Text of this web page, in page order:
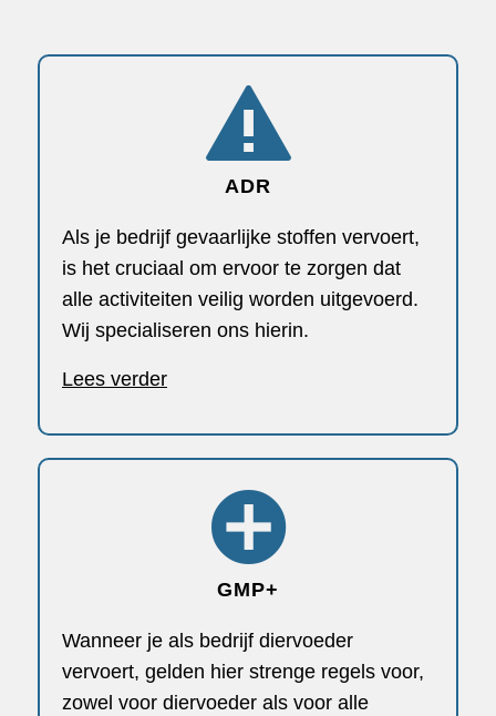
ADR
Als je bedrijf gevaarlijke stoffen vervoert,
is het cruciaal om ervoor te zorgen dat
alle activiteiten veilig worden uitgevoerd.
Wij specialiseren ons hierin.
Lees verder
GMP+
Wanneer je als bedrijf diervoeder
vervoert, gelden hier strenge regels voor,
zowel voor diervoeder als voor alle